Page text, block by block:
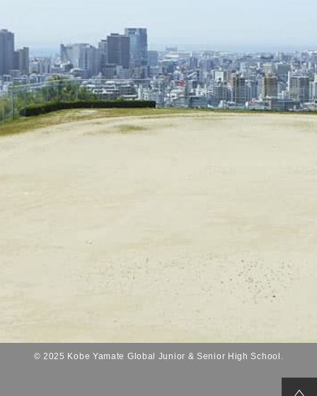
© 2025 Kobe Yamate Global Junior & Senior High School.